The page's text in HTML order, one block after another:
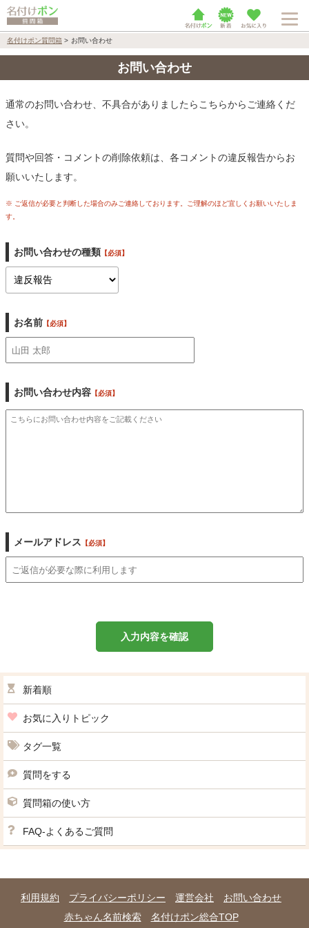
名付けポン質問箱 > お問い合わせ
お問い合わせ
通常のお問い合わせ、不具合がありましたらこちらからご連絡くだ
さい。
質問や回答・コメントの削除依頼は、各コメントの違反報告からお
願いいたします。
※ ご返信が必要と判断した場合のみご連絡しております。ご理解のほど宜しくお願いいたしま
す。
お問い合わせの種類 【必須】
お名前 【必須】
お問い合わせ内容 【必須】
メールアドレス 【必須】
入力内容を確認
新着順
お気に入りトピック
タグ一覧
質問をする
質問箱の使い方
FAQ-よくあるご質問
利用規約 プライバシーポリシー 運営会社
お問い合わせ
赤ちゃん名前検索
名付けポン総合TOP